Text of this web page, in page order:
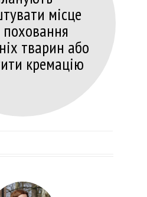
місце
тварин або
кремацію